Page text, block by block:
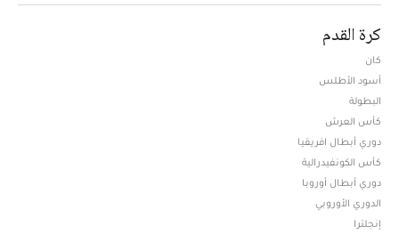
كرة القدم
كان
أسود الأطلس
البطولة
كأس العرش
دوري أبطال افريقيا
كأس الكونفيدرالية
دوري أبطال أوروبا
الدوري الأوروبي
إنجلترا